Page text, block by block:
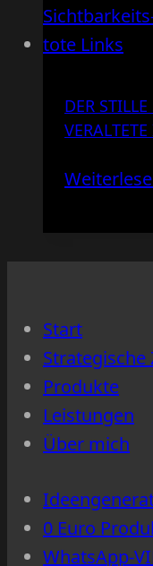
DER
Start
Produkte
Leistungen
Über mich
0 Euro
WhatsApp-